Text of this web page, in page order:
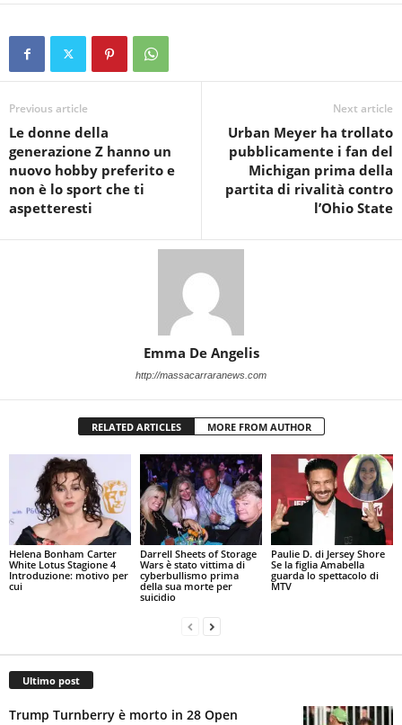
Previous article
Le donne della
generazione Z hanno un
nuovo hobby preferito e
non è lo sport che ti
aspetteresti
Next article
Urban Meyer ha trollato
pubblicamente i fan del
Michigan prima della
partita di rivalità contro
l’Ohio State
Emma De Angelis
http://massacarraranews.com
RELATED ARTICLES MORE FROM AUTHOR
Helena Bonham Carter
White Lotus Stagione 4
Introduzione: motivo per
cui
Darrell Sheets of Storage
Wars è stato vittima di
cyberbullismo prima
della sua morte per
suicidio
Paulie D. di Jersey Shore
Se la figlia Amabella
guarda lo spettacolo di
MTV
Ultimo post
Trump Turnberry è morto in 28 Open